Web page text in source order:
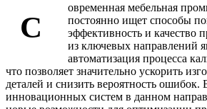
С
овременная мебельная
постоянно ищет способы
эффективность и качество
из ключевых направлений
автоматизация процесса
что позволяет значительно ускорить
деталей и снизить вероятность ошибок.
инновационных систем в данном